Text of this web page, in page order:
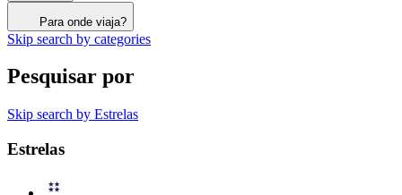
Para onde viaja?
Skip search by categories
Pesquisar por
Skip search by Estrelas
Estrelas